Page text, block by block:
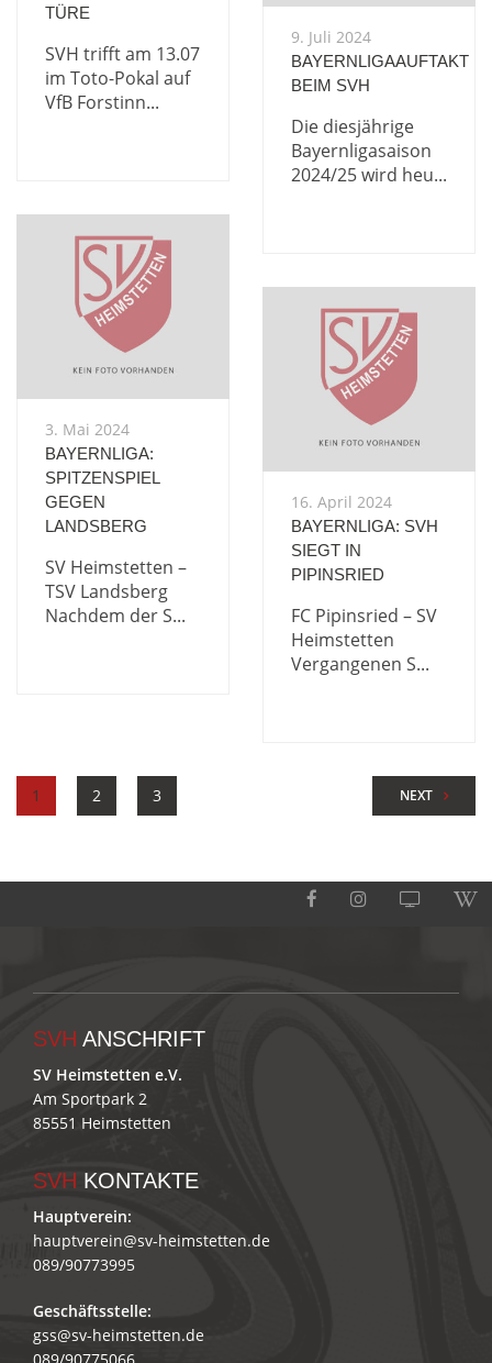
TÜRE
SVH trifft am 13.07
im Toto-Pokal auf
VfB Forstinn...
9. Juli 2024
BAYERNLIGAAUFTAKT
BEIM SVH
Die diesjährige
Bayernligasaison
2024/25 wird heu...
3. Mai 2024
BAYERNLIGA:
SPITZENSPIEL
GEGEN
LANDSBERG
SV Heimstetten –
TSV Landsberg
Nachdem der S...
16. April 2024
BAYERNLIGA: SVH
SIEGT IN
PIPINSRIED
FC Pipinsried – SV
Heimstetten
Vergangenen S...
1 2 3 NEXT
SVH ANSCHRIFT
SV Heimstetten e.V.
Am Sportpark 2
85551 Heimstetten
SVH KONTAKTE
Hauptverein:
hauptverein@sv-heimstetten.de
089/90773995
Geschäftsstelle:
gss@sv-heimstetten.de